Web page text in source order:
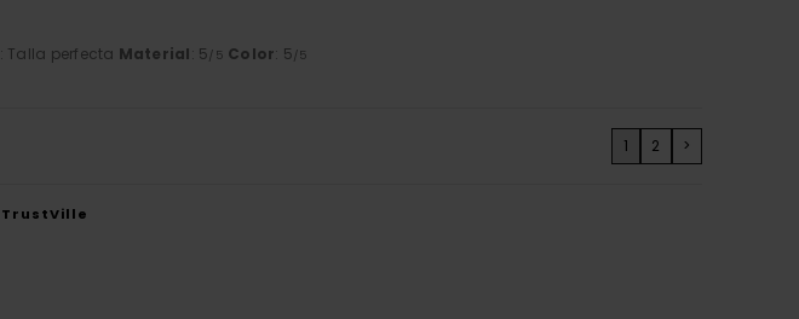
: Talla perfecta Material: 5/5 Color: 5/5
1 2 >
TrustVille